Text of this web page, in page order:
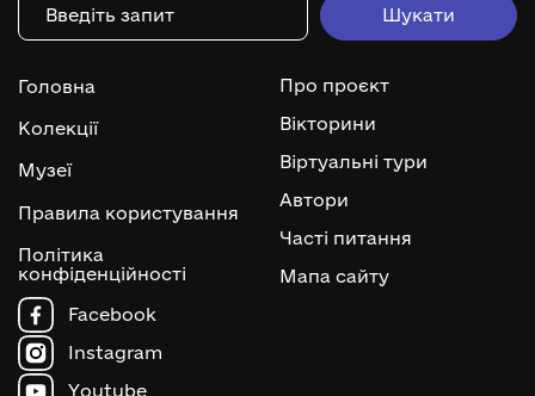
Головна
Колекції
Музеї
Правила користування
Політика
конфіденційності
Про проєкт
Вікторини
Віртуальні тури
Автори
Часті питання
Мапа сайту
Facebook
Instagram
Youtube